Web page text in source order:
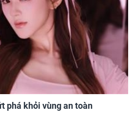
phá khỏi vùng an toàn